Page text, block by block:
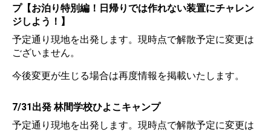
プ【お泊り特別編！日帰りでは作れない装置にチャレン
ジしよう！】
予定通り現地を出発します。現時点で解散予定に変更は
ございません。
今後変更が生じる場合は再度情報を掲載いたします。
7/31出発 林間学校ひよこキャンプ
予定通り現地を出発します。現時点で解散予定に変更は